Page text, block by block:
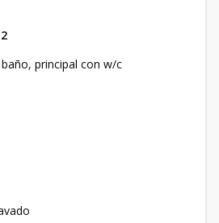
principal con w/c